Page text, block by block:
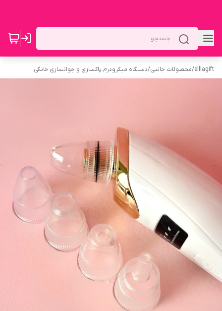
elllagift
/محصولات جانبی/دستگاه میکرودرم.پاکسازی و جوانسازی خانگی